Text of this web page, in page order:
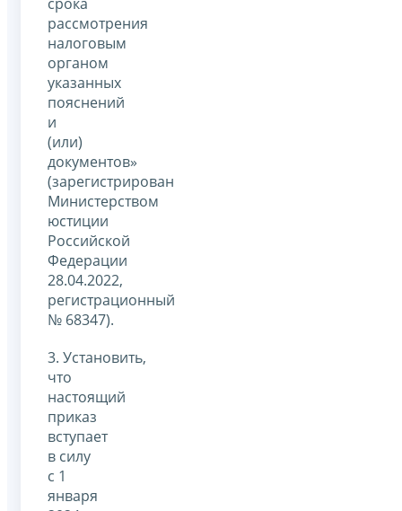
рассмотрения
налоговым
органом
указанных
пояснений
и
(или)
документов»
(зарегистрирован
Министерством
юстиции
Российской
Федерации
28.04.2022,
регистрационный
№ 68347).
3. Установить,
что
настоящий
приказ
вступает
в силу
с 1
января